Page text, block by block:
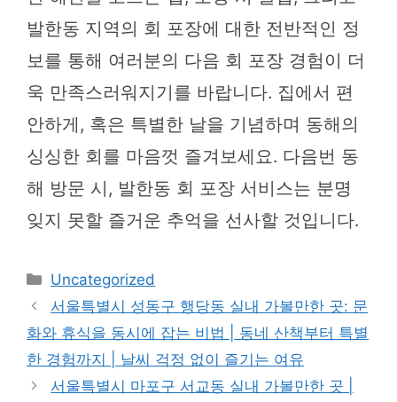
발한동 지역의 회 포장에 대한 전반적인 정
보를 통해 여러분의 다음 회 포장 경험이 더
욱 만족스러워지기를 바랍니다. 집에서 편
안하게, 혹은 특별한 날을 기념하며 동해의
싱싱한 회를 마음껏 즐겨보세요. 다음번 동
해 방문 시, 발한동 회 포장 서비스는 분명
잊지 못할 즐거운 추억을 선사할 것입니다.
카
테
고
리
Uncategorized
서울특별시 성동구 행당동 실내 가볼만한 곳: 문
화와 휴식을 동시에 잡는 비법 | 동네 산책부터 특별
한 경험까지 | 날씨 걱정 없이 즐기는 여유
서울특별시 마포구 서교동 실내 가볼만한 곳 |